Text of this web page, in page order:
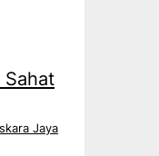
Sahat
Jaya